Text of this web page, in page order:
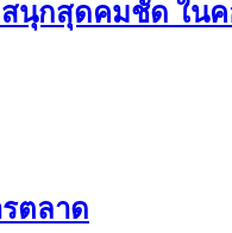
นุกสุดคมชัด ในค
ตลาด